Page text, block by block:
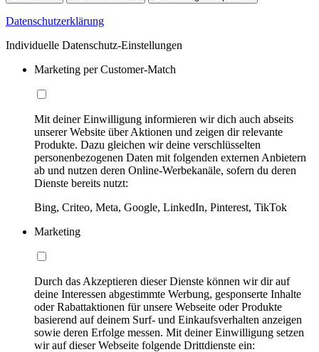
Datenschutzerklärung
Individuelle Datenschutz-Einstellungen
Marketing per Customer-Match
Mit deiner Einwilligung informieren wir dich auch abseits
unserer Website über Aktionen und zeigen dir relevante
Produkte. Dazu gleichen wir deine verschlüsselten
personenbezogenen Daten mit folgenden externen Anbietern
ab und nutzen deren Online-Werbekanäle, sofern du deren
Dienste bereits nutzt:
Bing, Criteo, Meta, Google, LinkedIn, Pinterest, TikTok
Marketing
Durch das Akzeptieren dieser Dienste können wir dir auf
deine Interessen abgestimmte Werbung, gesponserte Inhalte
oder Rabattaktionen für unsere Webseite oder Produkte
basierend auf deinem Surf- und Einkaufsverhalten anzeigen
sowie deren Erfolge messen. Mit deiner Einwilligung setzen
wir auf dieser Webseite folgende Drittdienste ein: